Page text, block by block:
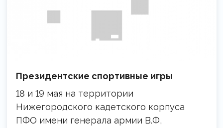
Президентские спортивные игры
18 и 19 мая на территории
Нижегородского кадетского корпуса
ПФО имени генерала армии В.Ф,